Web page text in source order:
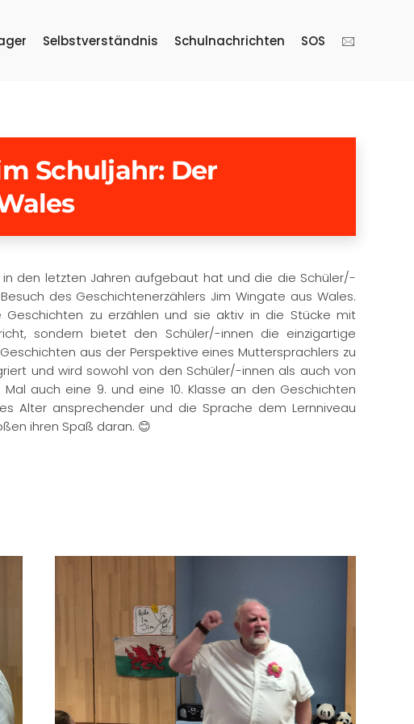
Selbstverständnis Schulnachrichten SOS 🖂
Schuljahr: Der
in den letzten Jahren aufgebaut hat und die die Schüler/-
des Geschichtenerzählers Jim Wingate aus Wales.
zu erzählen und sie aktiv in die Stücke mit
sondern bietet den Schüler/-innen die einzigartige
aus der Perspektive eines Muttersprachlers zu
und wird sowohl von den Schüler/-innen als auch von
auch eine 9. und eine 10. Klasse an den Geschichten
Alter ansprechender und die Sprache dem Lernniveau
ihren Spaß daran. 😊